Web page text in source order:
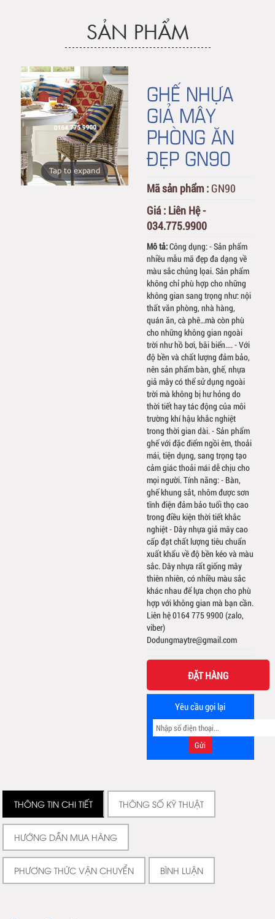
SẢN PHẨM
Tap to expand
GHẾ NHỰA
GIẢ MÂY
PHÒNG ĂN
ĐẸP GN90
Mã sản phẩm : GN90
Giá : Liên Hệ -
034.775.9900
Mô tả:Công dụng: - Sản phẩm
nhiều mẫu mã đẹp đa dạng về
màu sắc chủng lọai. Sản phẩm
không chỉ phù hợp cho những
không gian sang trọng như: nội
thất văn phòng, nhà hàng,
quán ăn, cà phê…mà còn phù
cho những không gian ngoài
trời như hồ bơi, bãi biển.... - Với
độ bền và chất lượng đảm bảo,
nên sản phẩm bàn, ghế, nhựa
giả mây có thể sử dụng ngoài
trời mà không bị hư hỏng do
thời tiết hay tác động của môi
trường khí hậu khắc nghiệt
trong thời gian dài. - Sản phẩm
ghế với đặc điểm ngồi êm, thoải
mái, tiện dụng, sang trọng tạo
cảm giác thoải mái dễ chịu cho
mọi người. Tính năng: - Bàn,
ghế khung sắt, nhôm được sơn
tĩnh điện đảm bảo tuổi thọ cao
trong điều kiện thời tiết khắc
nghiệt - Dây nhựa giả mây cao
cấp đạt chất lượng tiêu chuẩn
xuất khẩu về độ bền kéo và màu
sắc. Dây nhựa rất giống mây
thiên nhiên, có nhiều màu sắc
khác nhau để lựa chọn cho phù
hợp với không gian mà bạn cần.
Liên hệ 0164 775 9900 (zalo,
viber)
Dodungmaytre@gmail.com
ĐẶT HÀNG
Yêu cầu gọi lại
THÔNG TIN CHI TIẾT THÔNG SỐ KỸ THUẬT
HƯỚNG DẪN MUA HÀNG
PHƯƠNG THỨC VẬN CHUYỂN BÌNH LUẬN